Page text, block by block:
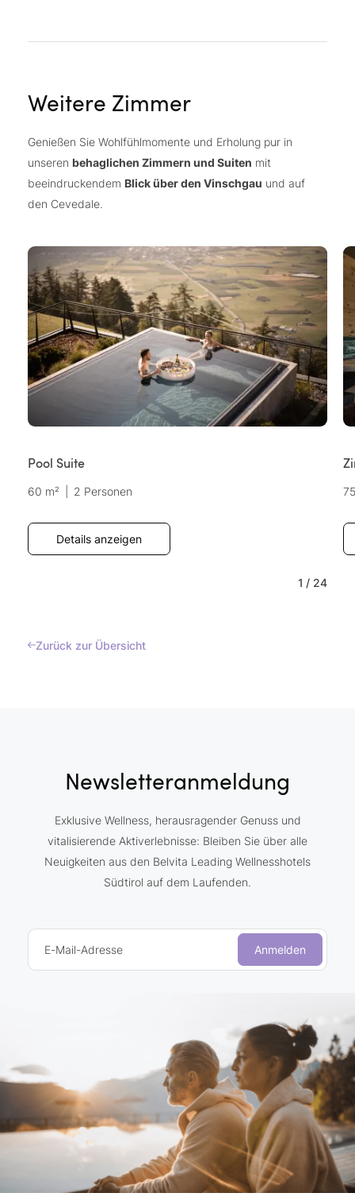
Weitere Zimmer
Genießen Sie Wohlfühlmomente und Erholung pur in
unseren behaglichen Zimmern und Suiten mit
beeindruckendem Blick über den Vinschgau und auf
den Cevedale.
Pool Suite
60 m² 2 Personen
Details anzeigen
1 / 24
Zurück zur Übersicht
Newsletteranmeldung
Exklusive Wellness, herausragender Genuss und
vitalisierende Aktiverlebnisse: Bleiben Sie über alle
Neuigkeiten aus den Belvita Leading Wellnesshotels
Südtirol auf dem Laufenden.
E-Mail-Adresse Anmelden